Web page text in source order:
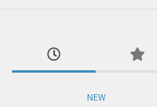
NEW